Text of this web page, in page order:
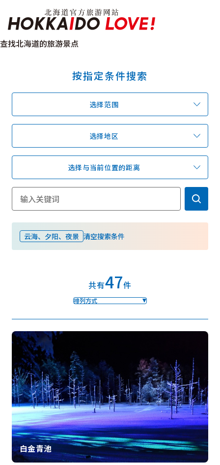
温泉
区域指南
预约
北海道简介
按旅游主题搜索
七个国立公园
邂逅美景
基础知识
YouT
ube gram
视频
使用条款
关于我们
链接
语言
查找北海道的旅游景点
按指定条件搜索
选择范围
选择地区
选择与当前位置的距离
云海、夕阳、夜景 清空搜索条件
共有47件
排列方式
白金青池